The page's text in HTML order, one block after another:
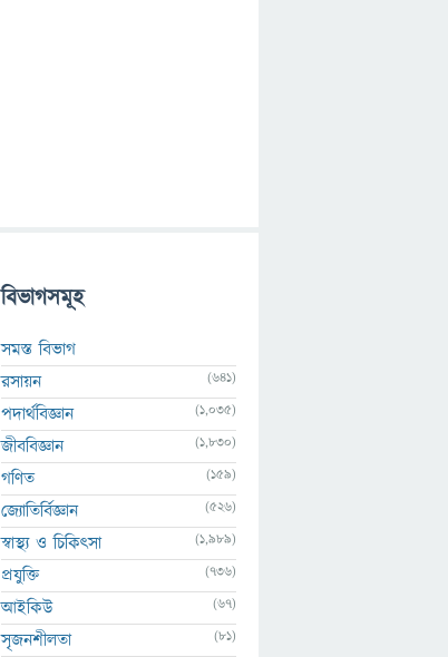
বিভাগসমূহ
সমস্ত বিভাগ
রসায়ন
(641)
পদার্থবিজ্ঞান (1,035)
জীববিজ্ঞান (1,830)
গণিত (159)
জ্যোতির্বিজ্ঞান (526)
স্বাস্থ্য ও চিকিৎসা (1,989)
প্রযুক্তি (736)
আইকিউ (67)
সৃজনশীলতা (81)